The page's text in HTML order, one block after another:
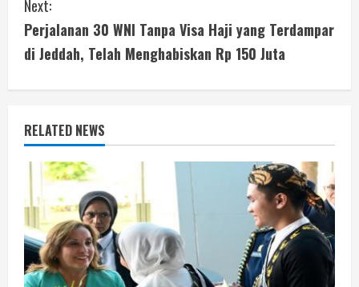
t
i
n
u
e
R
e
a
Next:
Perjalanan 30 WNI Tanpa Visa Haji yang Terdampar
di Jeddah, Telah Menghabiskan Rp 150 Juta
RELATED NEWS